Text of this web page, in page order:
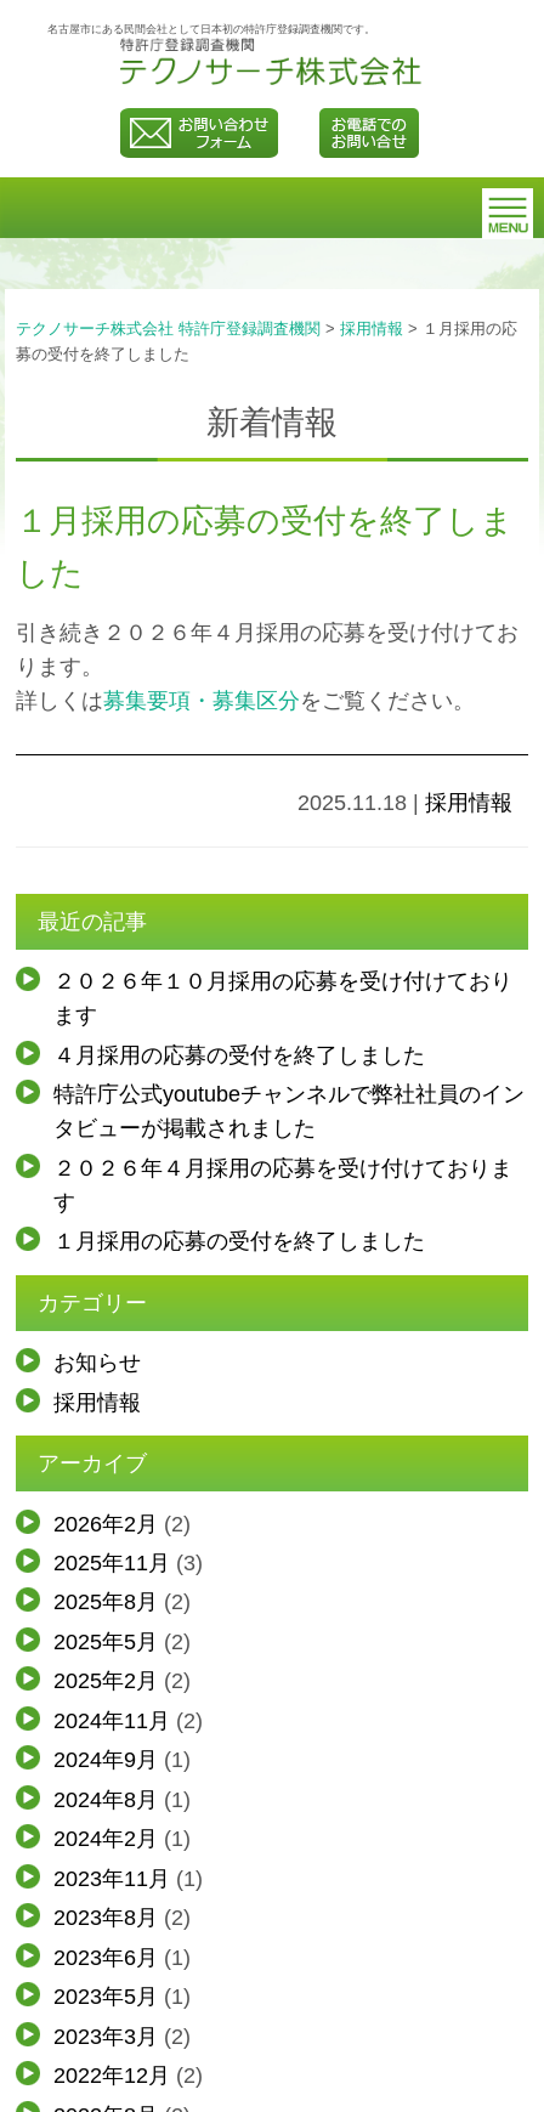
名古屋市にある民間会社として日本初の特許庁登録調査機関です。
テクノサーチ株式会社 特許庁登録調査機関 >採用情報 > １月採用の応
募の受付を終了しました
新着情報
１月採用の応募の受付を終了しま
した
引き続き２０２６年４月採用の応募を受け付けてお
ります。
詳しくは募集要項・募集区分をご覧ください。
2025.11.18 |採用情報
最近の記事
２０２６年１０月採用の応募を受け付けており
ます
４月採用の応募の受付を終了しました
特許庁公式youtubeチャンネルで弊社社員のイン
タビューが掲載されました
２０２６年４月採用の応募を受け付けておりま
す
１月採用の応募の受付を終了しました
カテゴリー
お知らせ
採用情報
アーカイブ
2026年2月 (2)
2025年11月 (3)
2025年8月 (2)
2025年5月 (2)
2025年2月 (2)
2024年11月 (2)
2024年9月 (1)
2024年8月 (1)
2024年2月 (1)
2023年11月 (1)
2023年8月 (2)
2023年6月 (1)
2023年5月 (1)
2023年3月 (2)
2022年12月 (2)